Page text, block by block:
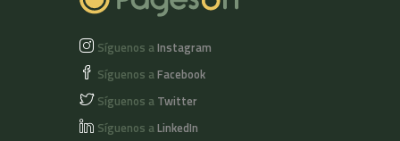
Síguenos aInstagram
Síguenos aFacebook
Síguenos a Twitter
Síguenos aLinkedIn